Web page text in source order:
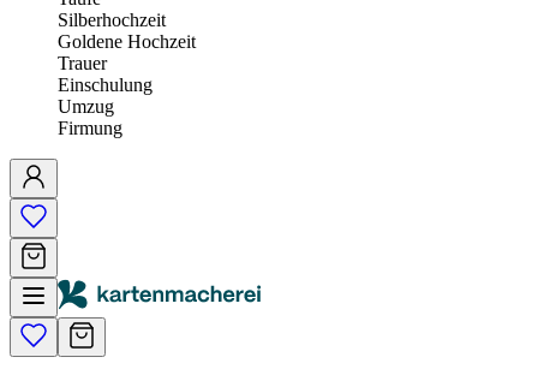
Silberhochzeit
Goldene Hochzeit
Trauer
Einschulung
Umzug
Firmung